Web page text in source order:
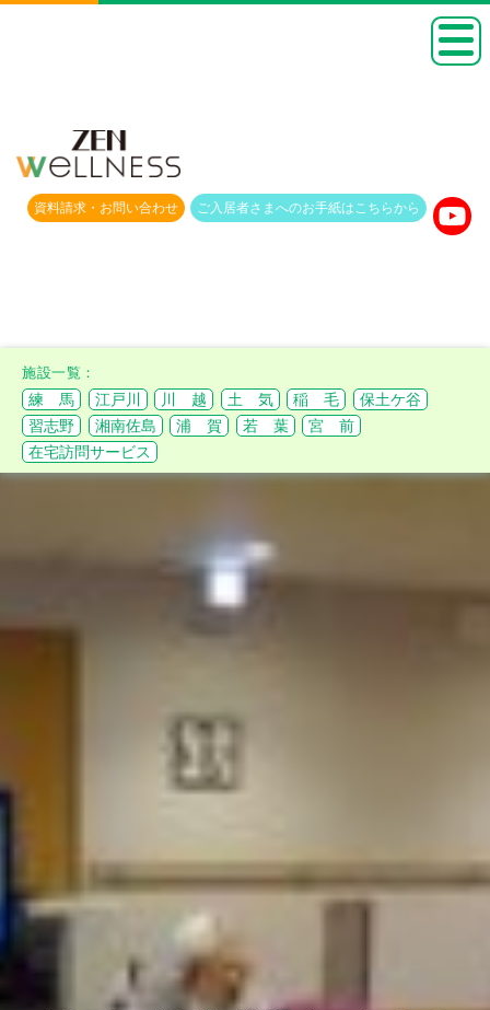
資料請求・ お問い合わせ ご入居者さまへのお手紙は こちらから
練 馬 江戸川 川 越 土 気 稲 毛
保土ケ谷
習志野
湘南佐島 浦 賀 若 葉
宮 前
在宅訪問サービス